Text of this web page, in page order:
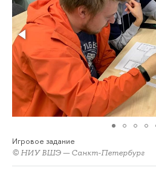
Игровое задание
© НИУ ВШЭ — Санкт-Петербург